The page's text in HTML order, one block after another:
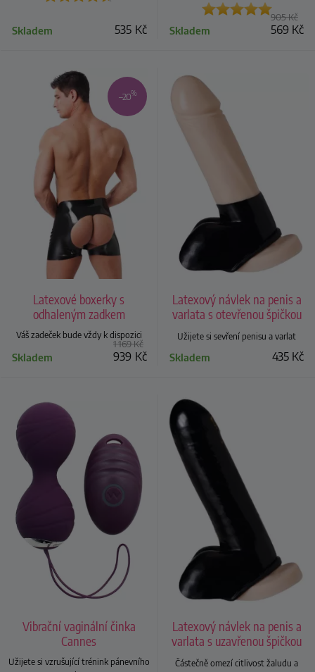
535 Kč
Skladem
905Kč
569 Kč
Skladem
–20%
Latexové boxerky s
odhaleným zadkem
Váš zadeček bude vždy k dispozici
1 169Kč
939 Kč
Skladem
Latexový návlek na penis a
varlata s otevřenou špičkou
Rimba
Užijete si sevření penisu a varlat
435 Kč
Skladem
Vibrační vaginální činka
Cannes
Užijete si vzrušující trénink pánevního
Latexový návlek na penis a
varlata s uzavřenou špičkou
Rimba
Částečně omezí citlivost žaludu a